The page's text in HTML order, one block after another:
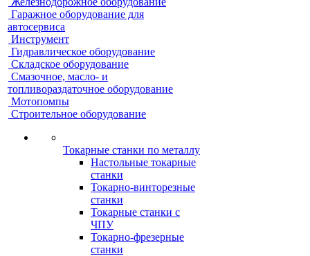
Гаражное оборудование для
автосервиса
Инструмент
Гидравлическое оборудование
Складское оборудование
Смазочное, масло- и
топливораздаточное оборудование
Мотопомпы
Строительное оборудование
Токарные станки по металлу
Настольные токарные
станки
Токарно-винторезные
станки
Токарные станки с
ЧПУ
Токарно-фрезерные
станки